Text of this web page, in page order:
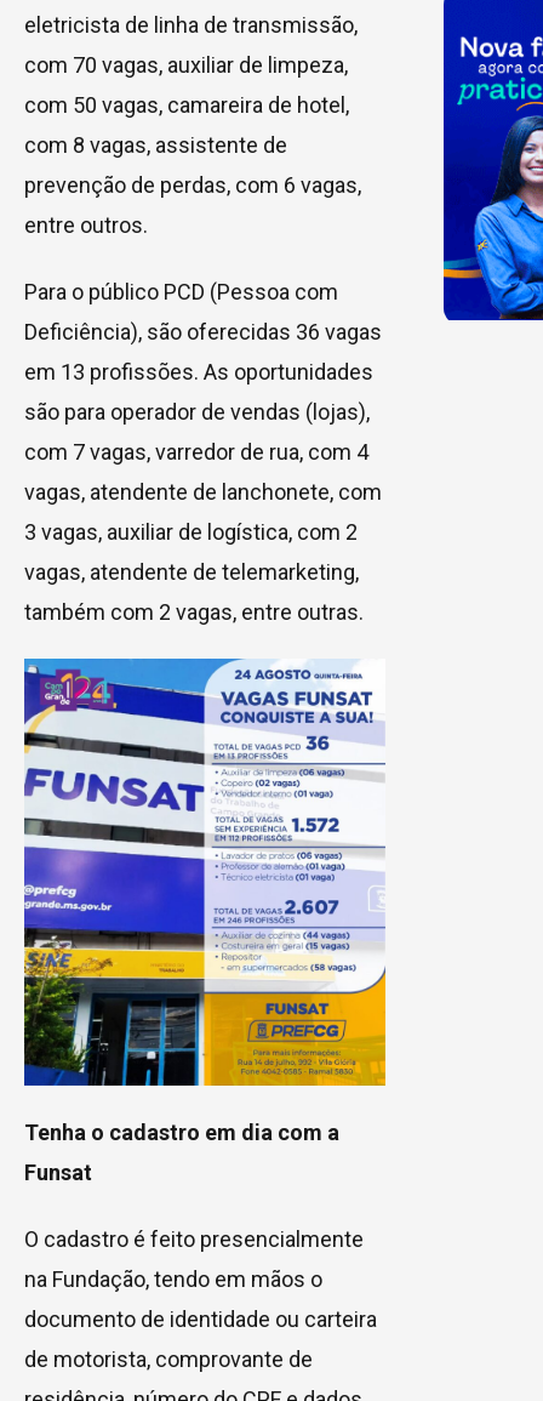
eletricista de linha de transmissão,
com 70 vagas, auxiliar de limpeza,
com 50 vagas, camareira de hotel,
com 8 vagas, assistente de
prevenção de perdas, com 6 vagas,
entre outros.
Para o público PCD (Pessoa com
Deficiência), são oferecidas 36 vagas
em 13 profissões. As oportunidades
são para operador de vendas (lojas),
com 7 vagas, varredor de rua, com 4
vagas, atendente de lanchonete, com
3 vagas, auxiliar de logística, com 2
vagas, atendente de telemarketing,
também com 2 vagas, entre outras.
Tenha o cadastro em dia com a
Funsat
O cadastro é feito presencialmente
na Fundação, tendo em mãos o
documento de identidade ou carteira
de motorista, comprovante de